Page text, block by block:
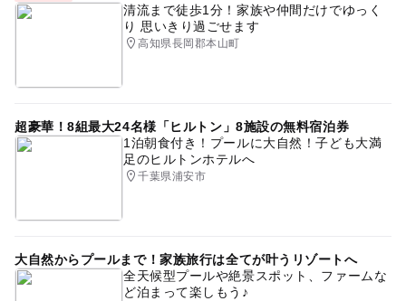
清流まで徒歩1分！家族や仲間だけでゆっく
り 思いきり過ごせます
高知県長岡郡本山町
超豪華！8組最大24名様「ヒルトン」8施設の無料宿泊券
1泊朝食付き！プールに大自然！子ども大満
足のヒルトンホテルへ
千葉県浦安市
大自然からプールまで！家族旅行は全てが叶うリゾートへ
全天候型プールや絶景スポット、ファームな
ど泊まって楽しもう♪